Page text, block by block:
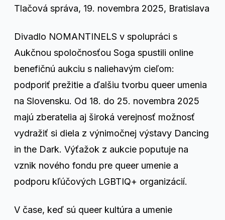
Tlačová správa, 19. novembra 2025, Bratislava
Divadlo NOMANTINELS v spolupráci s
Aukčnou spoločnosťou Soga spustili online
benefičnú aukciu s naliehavým cieľom:
podporiť prežitie a ďalšiu tvorbu queer umenia
na Slovensku. Od 18. do 25. novembra 2025
majú zberatelia aj široká verejnosť možnosť
vydražiť si diela z výnimočnej výstavy Dancing
in the Dark. Výťažok z aukcie poputuje na
vznik nového fondu pre queer umenie a
podporu kľúčových LGBTIQ+ organizácií.
V čase, keď sú queer kultúra a umenie